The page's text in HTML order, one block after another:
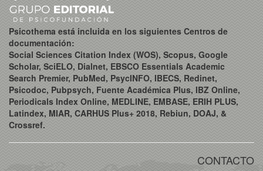
Psicothema está incluida en los siguientes Centros de
documentación:
Social Sciences Citation Index (WOS), Scopus, Google
Scholar, SciELO, Dialnet, EBSCO Essentials Academic
Search Premier, PubMed, PsycINFO, IBECS, Redinet,
Psicodoc, Pubpsych, Fuente Académica Plus, IBZ Online,
Periodicals Index Online, MEDLINE, EMBASE, ERIH PLUS,
Latindex, MIAR, CARHUS Plus+ 2018, Rebiun, DOAJ, &
Crossref.
CONTACTO